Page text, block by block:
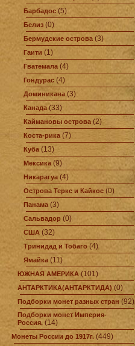
Барбадос (5)
Белиз (0)
Бермудские острова (3)
Гаити (1)
Гватемала(4)
Гондурас (4)
Доминикана(3)
Канада(33)
Каймановы острова (2)
Коста-рика (7)
Куба (13)
Мексика (9)
Никарагуа (4)
Острова Теркс и Кайкос (0)
Панама(3)
Сальвадор (0)
США (32)
Тринидад и Тобаго (4)
Ямайка (11)
ЮЖНАЯ АМЕРИКА (101)
АНТАРКТИКА(АНТАРКТИДА)(0)
Подборки монет разных стран (92)
Подборки монет Империя-
Россия. (14)
Монеты России до 1917г. (449)